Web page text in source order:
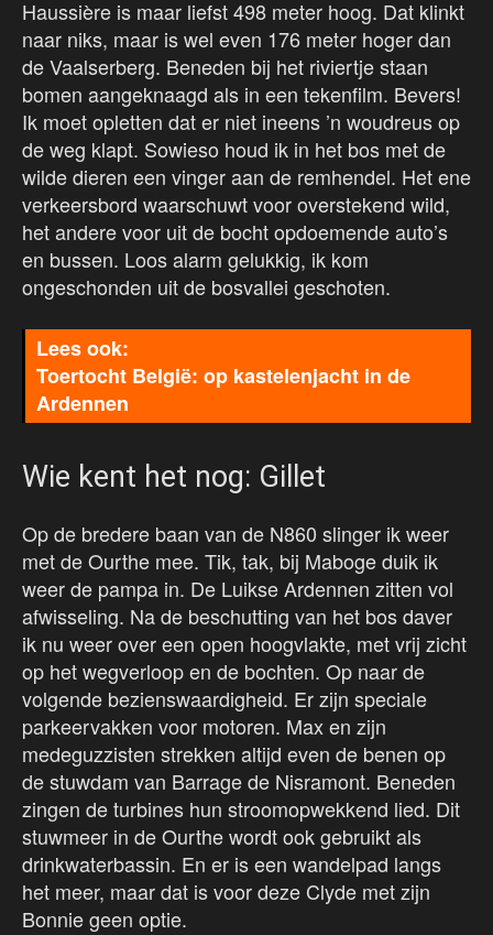
Haussière is maar liefst 498 meter hoog. Dat klinkt
naar niks, maar is wel even 176 meter hoger dan
de Vaalserberg. Beneden bij het riviertje staan
bomen aangeknaagd als in een tekenfilm. Bevers!
Ik moet opletten dat er niet ineens ’n woudreus op
de weg klapt. Sowieso houd ik in het bos met de
wilde dieren een vinger aan de remhendel. Het ene
verkeersbord waarschuwt voor overstekend wild,
het andere voor uit de bocht opdoemende auto’s
en bussen. Loos alarm gelukkig, ik kom
ongeschonden uit de bosvallei geschoten.
Toertocht België: op kastelenjacht in de
Ardennen
Wie kent het nog: Gillet
Op de bredere baan van de N860 slinger ik weer
met de Ourthe mee. Tik, tak, bij Maboge duik ik
weer de pampa in. De Luikse Ardennen zitten vol
afwisseling. Na de beschutting van het bos daver
ik nu weer over een open hoogvlakte, met vrij zicht
op het wegverloop en de bochten. Op naar de
volgende bezienswaardigheid. Er zijn speciale
parkeervakken voor motoren. Max en zijn
medeguzzisten strekken altijd even de benen op
de stuwdam van Barrage de Nisramont. Beneden
zingen de turbines hun stroomopwekkend lied. Dit
stuwmeer in de Ourthe wordt ook gebruikt als
drinkwaterbassin. En er is een wandelpad langs
het meer, maar dat is voor deze Clyde met zijn
Bonnie geen optie.